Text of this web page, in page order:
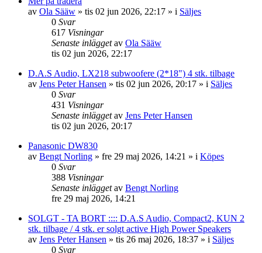
av Ola Sääw » tis 02 jun 2026, 22:17 » i Säljes
0 Svar
617 Visningar
Senaste inläggetav Ola Sääw
tis 02 jun 2026, 22:17
D.A.S Audio, LX218 subwoofere (2*18") 4 stk. tilbage
av Jens Peter Hansen » tis 02 jun 2026, 20:17 » i Säljes
0 Svar
431 Visningar
Senaste inläggetav Jens Peter Hansen
tis 02 jun 2026, 20:17
Panasonic DW830
av Bengt Norling » fre 29 maj 2026, 14:21 » i Köpes
0 Svar
388 Visningar
Senaste inläggetav Bengt Norling
fre 29 maj 2026, 14:21
SOLGT - TA BORT :::: D.A.S Audio, Compact2, KUN 2
stk. tilbage / 4 stk. er solgt active High Power Speakers
av Jens Peter Hansen » tis 26 maj 2026, 18:37 » i Säljes
0 Svar